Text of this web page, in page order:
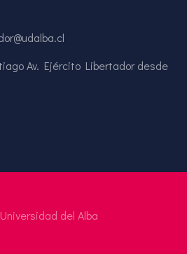
Av. Ejército Libertador desde
del Alba